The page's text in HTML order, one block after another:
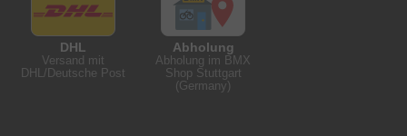
DHL
Versand mit
DHL/Deutsche Post
Abholung
Abholung im BMX
Shop Stuttgart
(Germany)